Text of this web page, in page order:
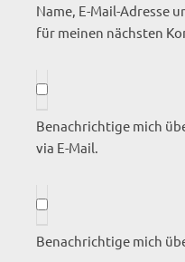
Name, E-Mail-Adresse
für meinen nächsten
Benachrichtige mich
via E-Mail.
Benachrichtige mich